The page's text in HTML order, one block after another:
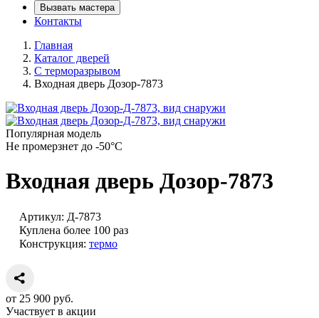
Вызвать мастера
Контакты
Главная
Каталог дверей
С терморазрывом
Входная дверь Дозор-7873
Популярная модель
Не промерзнет до -50°С
Входная дверь Дозор-7873
Артикул: Д-7873
Куплена более 100 раз
Конструкция: термо
от 25 900 руб.
Участвует в акции